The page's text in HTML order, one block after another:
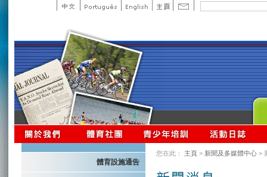
體育設施通告
您在此： 主頁 > 新聞及多媒體中心 >